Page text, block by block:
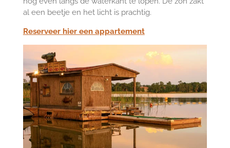
al een beetje en het licht is prachtig.
Reserveer hier een appartement